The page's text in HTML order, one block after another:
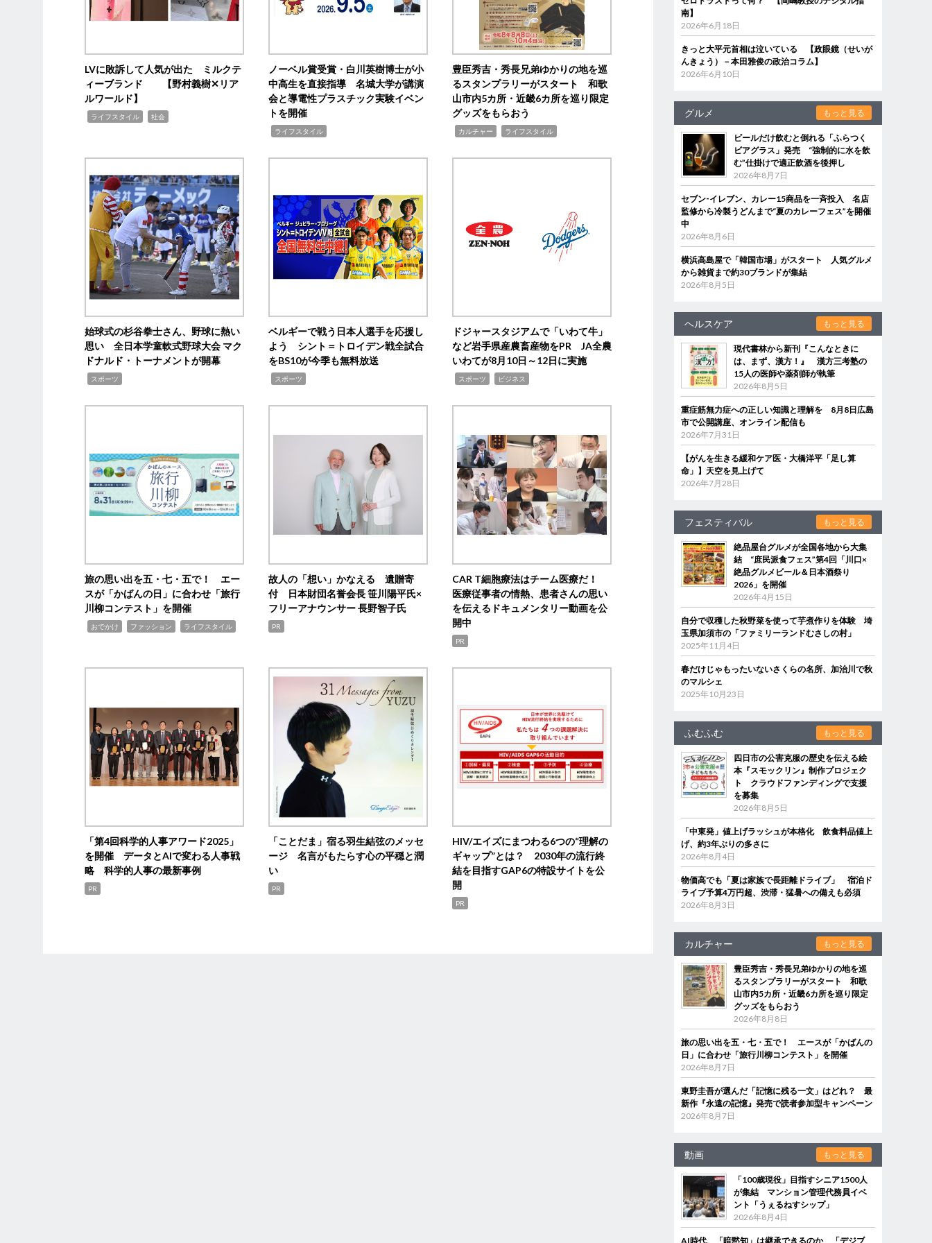
LVに敗訴して人気が出た ミルクテ
ィーブランド 【野村義樹✕リア
ルワールド】
ライフスタイル 社会
ノーベル賞受賞・白川英樹博士が小
中高生を直接指導 名城大学が講演
会と導電性プラスチック実験イベン
トを開催
ライフスタイル
豊臣秀吉・秀長兄弟ゆかりの地を巡
るスタンプラリーがスタート 和歌
山市内5カ所・近畿6カ所を巡り限定
グッズをもらおう
カルチャー ライフスタイル
始球式の杉谷拳士さん、野球に熱い
思い 全日本学童軟式野球大会 マク
ドナルド・トーナメントが開幕
スポーツ
ベルギーで戦う日本人選手を応援し
よう シント＝トロイデン戦全試合
をBS10が今季も無料放送
スポーツ
ドジャースタジアムで「いわて牛」
など岩手県産農畜産物をPR JA全農
いわてが8月10日～12日に実施
スポーツ ビジネス
旅の思い出を五・七・五で！ エー
スが「かばんの日」に合わせ「旅行
川柳コンテスト」を開催
おでかけ ファッション ライフスタイル
故人の「想い」かなえる 遺贈寄
付 日本財団名誉会長 笹川陽平氏×
フリーアナウンサー 長野智子氏
PR
CAR T細胞療法はチーム医療だ！
医療従事者の情熱、患者さんの思い
を伝えるドキュメンタリー動画を公
開中
PR
「第4回科学的人事アワード2025」
を開催 データとAIで変わる人事戦
略 科学的人事の最新事例
PR
「ことだま」宿る羽生結弦のメッセ
ージ 名言がもたらす心の平穏と潤
い
PR
HIV/エイズにまつわる6つの“理解の
ギャップ”とは？ 2030年の流行終
結を目指すGAP6の特設サイトを公
開
PR
南】
2026年6月18日
きっと大平元首相は泣いている 【政眼鏡（せいが
んきょう）－本田雅俊の政治コラム】
2026年6月10日
グルメ もっと見る
ビールだけ飲むと倒れる「ふらつく
ビアグラス」発売 “強制的に水を飲
む”仕掛けで適正飲酒を後押し
2026年8月7日
セブン‐イレブン、カレー15商品を一斉投入 名店
監修から冷製うどんまで“夏のカレーフェス”を開催
中
2026年8月6日
横浜高島屋で「韓国市場」がスタート 人気グルメ
から雑貨まで約30ブランドが集結
2026年8月5日
ヘルスケア もっと見る
現代書林から新刊『こんなときに
は、まず、漢方！』 漢方三考塾の
15人の医師や薬剤師が執筆
2026年8月5日
重症筋無力症への正しい知識と理解を 8月8日広島
市で公開講座、オンライン配信も
2026年7月31日
【がんを生きる緩和ケア医・大橋洋平「足し算
命」】天空を見上げて
2026年7月28日
フェスティバル もっと見る
絶品屋台グルメが全国各地から大集
結 “庶民派食フェス”第4回「川口×
絶品グルメビール＆日本酒祭り
2026」を開催
2026年4月15日
自分で収穫した秋野菜を使って芋煮作りを体験 埼
玉県加須市の「ファミリーランドむさしの村」
2025年11月4日
春だけじゃもったいないさくらの名所、加治川で秋
のマルシェ
2025年10月23日
ふむふむ もっと見る
四日市の公害克服の歴史を伝える絵
本『スモックリン』制作プロジェク
ト クラウドファンディングで支援
を募集
2026年8月5日
「中東発」値上げラッシュが本格化 飲食料品値上
げ、約3年ぶりの多さに
2026年8月4日
物価高でも「夏は家族で長距離ドライブ」 宿泊ド
ライブ予算4万円超、渋滞・猛暑への備えも必須
2026年8月3日
カルチャー もっと見る
豊臣秀吉・秀長兄弟ゆかりの地を巡
るスタンプラリーがスタート 和歌
山市内5カ所・近畿6カ所を巡り限定
グッズをもらおう
2026年8月8日
旅の思い出を五・七・五で！ エースが「かばんの
日」に合わせ「旅行川柳コンテスト」を開催
2026年8月7日
東野圭吾が選んだ「記憶に残る一文」はどれ？ 最
新作『永遠の記憶』発売で読者参加型キャンペーン
2026年8月7日
動画 もっと見る
「100歳現役」目指すシニア1500人
が集結 マンション管理代務員イベ
ント「うぇるねすシップ」
2026年8月4日
AI時代、「暗黙知」は継承できるのか 「デジブ